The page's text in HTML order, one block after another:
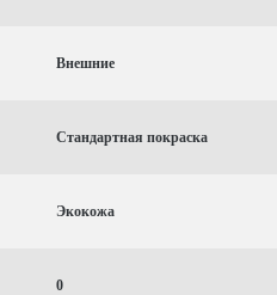
Внешние
Стандартная покраска
Экокожа
0